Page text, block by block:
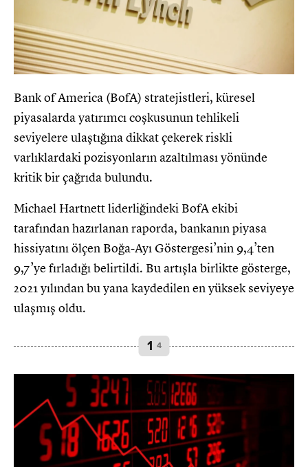
Bank of America (BofA) stratejistleri, küresel
piyasalarda yatırımcı coşkusunun tehlikeli
seviyelere ulaştığına dikkat çekerek riskli
varlıklardaki pozisyonların azaltılması yönünde
kritik bir çağrıda bulundu.
Michael Hartnett liderliğindeki BofA ekibi
tarafından hazırlanan raporda, bankanın piyasa
hissiyatını ölçen Boğa-Ayı Göstergesi’nin 9,4’ten
9,7’ye fırladığı belirtildi. Bu artışla birlikte gösterge,
2021 yılından bu yana kaydedilen en yüksek seviyeye
ulaşmış oldu.
1 4